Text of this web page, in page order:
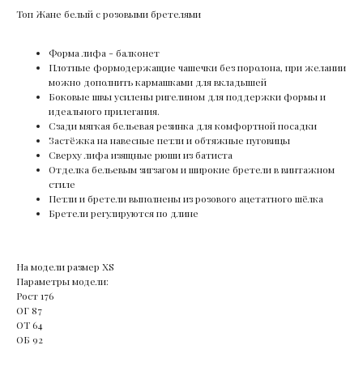
Топ Жане белый с розовыми бретелями
Форма лифа - балконет
Плотные формодержащие чашечки без поролона, при желании
можно дополнить кармашками для вкладышей
Боковые швы усилены ригелином для поддержки формы и
идеального прилегания.
Сзади мягкая бельевая резинка для комфортной посадки
Застёжка на навесные петли и обтяжные пуговицы
Сверху лифа изящные рюши из батиста
Отделка бельевым зигзагом и широкие бретели в винтажном
стиле
Петли и бретели выполнены из розового ацетатного шёлка
Бретели регулируются по длине
На модели размер XS
Параметры модели:
Рост 176
ОГ 87
ОТ 64
ОБ 92